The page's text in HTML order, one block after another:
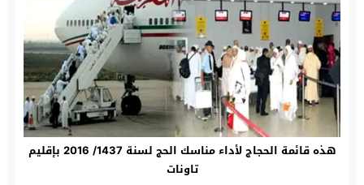
هذه قائمة الحجاج لأداء مناسك الحج لسنة 1437/ 2016 بإقليم
تاونات